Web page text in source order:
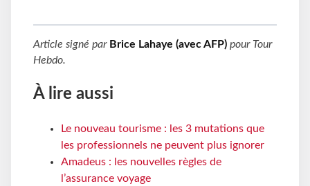
Article signé par Brice Lahaye (avec AFP) pour Tour
Hebdo.
À lire aussi
Le nouveau tourisme : les 3 mutations que
les professionnels ne peuvent plus ignorer
Amadeus : les nouvelles règles de
l’assurance voyage